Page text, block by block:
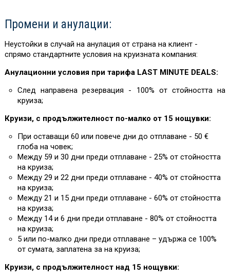
Промени и анулации:
Неустойки в случай на анулация от страна на клиент -
спрямо стандартните условия на круизната компания:
Анулационни условия при тарифа LAST MINUTE DEALS:
След направена резервация - 100% от стойността на
круиза;
Круизи, с продължителност по-малко от 15 нощувки:
При оставащи 60 или повече дни до отплаване - 50 €
глоба на човек;
Между 59 и 30 дни преди отплаване - 25% от стойността
на круиза;
Между 29 и 22 дни преди отплаване - 40% от стойността
на круиза;
Между 21 и 15 дни преди отплаване - 60% от стойността
на круиза;
Между 14 и 6 дни преди отплаване - 80% от стойността
на круиза;
5 или по-малко дни преди отплаване – удържа се 100%
от сумата, заплатена за на круиза;
Круизи, с продължителност над 15 нощувки: